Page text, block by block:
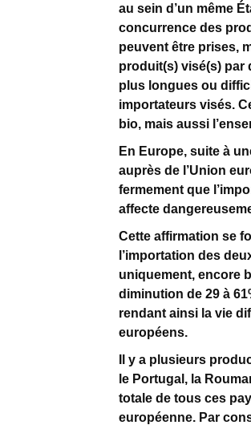
au sein d’un même
concurrence des
peuvent être prises,
produit(s) visé(s) par
plus longues ou
importateurs visés.
bio, mais aussi
En Europe, suite à
auprès de l’Union
fermement que
affecte
Cette affirmation se
l’importation des
uniquement, encore
diminution de 29 à
rendant ainsi la vie
européens.
Il y a plusieurs
le Portugal, la
totale de tous ces
européenne. Par